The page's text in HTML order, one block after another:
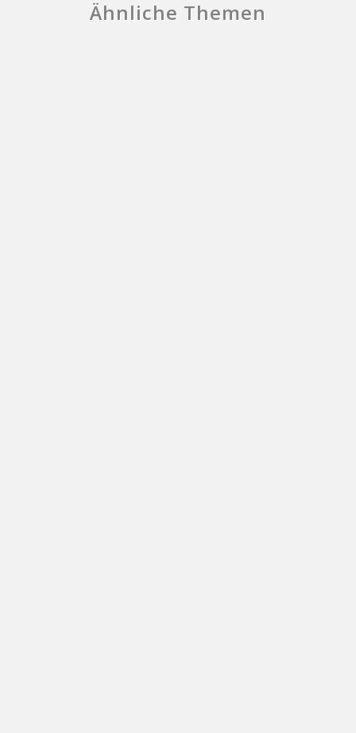
Ähnliche Themen